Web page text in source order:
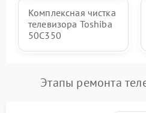
Комплексная чистка
телевизора Toshiba
50C350
Этапы ремонта